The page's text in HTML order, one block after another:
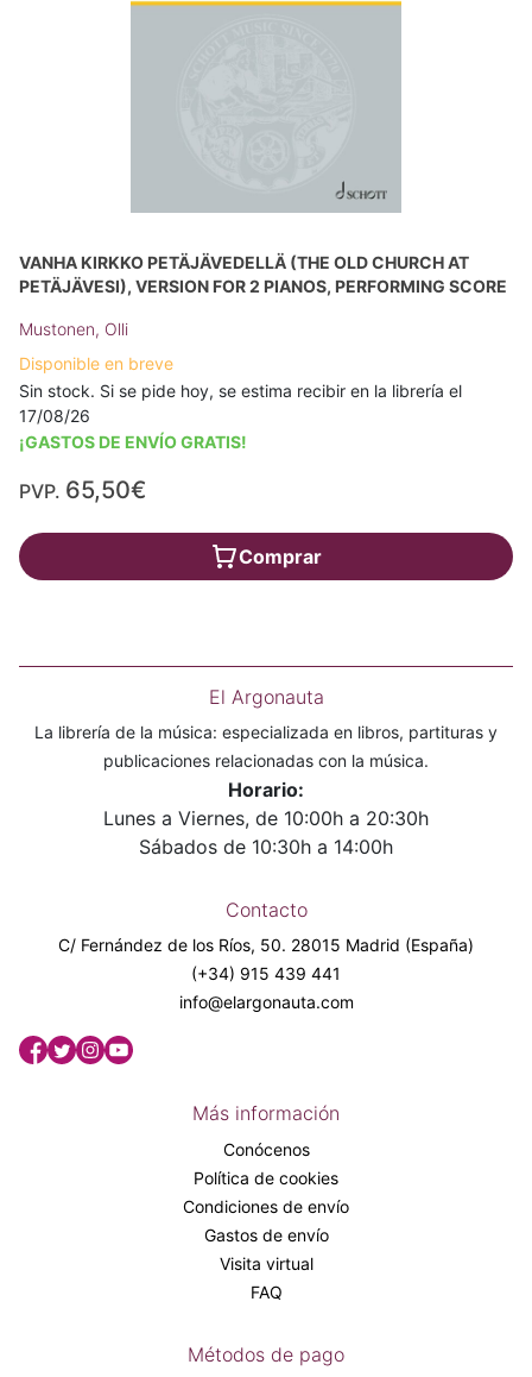
VANHA KIRKKO PETÄJÄVEDELLÄ (THE OLD CHURCH AT
PETÄJÄVESI), VERSION FOR 2 PIANOS, PERFORMING SCORE
Mustonen, Olli
Disponible en breve
Sin stock. Si se pide hoy, se estima recibir en la librería el
17/08/26
¡GASTOS DE ENVÍO GRATIS!
PVP. 65,50€
Comprar
El Argonauta
La librería de la música: especializada en libros, partituras y
publicaciones relacionadas con la música.
Horario:
Lunes a Viernes, de 10:00h a 20:30h
Sábados de 10:30h a 14:00h
Contacto
C/ Fernández de los Ríos, 50. 28015 Madrid (España)
(+34) 915 439 441
info@elargonauta.com
Más información
Conócenos
Política de cookies
Condiciones de envío
Gastos de envío
Visita virtual
FAQ
Métodos de pago